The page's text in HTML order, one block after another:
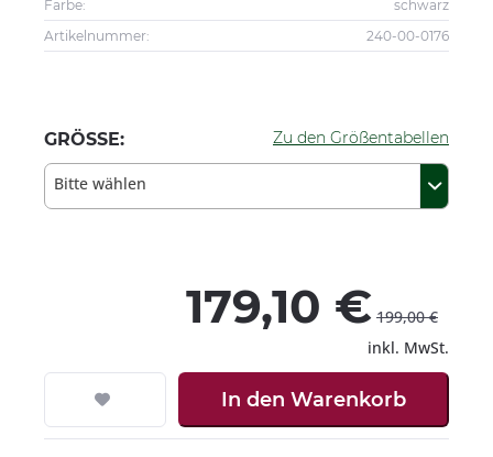
Farbe:
schwarz
Artikelnummer:
240-00-0176
GRÖSSE: Zu den Größentabellen
Bitte wählen
179,10 € 199,00 €
inkl. MwSt.
In den Warenkorb